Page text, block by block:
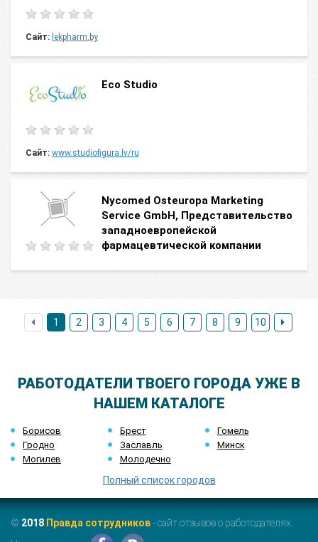
Сайт: lekpharm.by
Eco Studio
Сайт: www.studiofigura.lv/ru
Nycomed Оsteuropa Мarketing
Service GmbH, Представительство
западноевропейской
фармацевтической компании
1 2 3 4 5 6 7 8 9 10
РАБОТОДАТЕЛИ ТВОЕГО ГОРОДА УЖЕ В
НАШЕМ КАТАЛОГЕ
Борисов Брест
Гомель
Гродно
Заславль
Минск
Могилев
Молодечно
Полный список городов
© 2018 Правда сотрудников- сайт отзывов о работодателях.